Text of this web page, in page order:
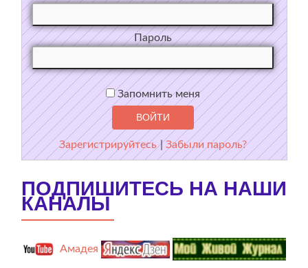
Пароль
Запомнить меня
Зарегистрируйтесь |Забыли пароль?
ПОДПИШИТЕСЬ НА НАШИ
КАНАЛЫ
Амадея